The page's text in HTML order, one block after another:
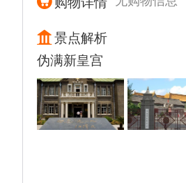
▲【长白山瀑布】：是长白
峰和龙门峰的中间的一个
天池的出水口，被称为“闼
门流出来在白头山天池的
下约1公里处，有一奇特
泉】：是温泉群中水量最
景点解析
伪满新皇宫